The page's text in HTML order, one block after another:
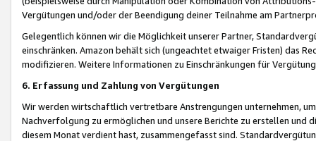
Vergütungen und/oder der Beendigung deiner Teilnahme am
Gelegentlich können wir die Möglichkeit unserer Partner,
einschränken. Amazon behält sich (ungeachtet etwaiger Fristen) das
modifizieren. Weitere Informationen zu Einschränkungen für
6. Erfassung und Zahlung von Vergütungen
Wir werden wirtschaftlich vertretbare Anstrengungen unternehmen,
Nachverfolgung zu ermöglichen und unsere Berichte zu erstellen und
diesem Monat verdient hast, zusammengefasst sind.